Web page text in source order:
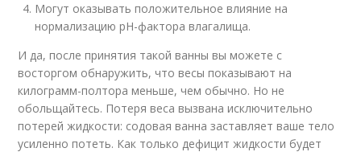
Могут оказывать положительное влияние на
нормализацию pH-фактора влагалища.
И да, после принятия такой ванны вы можете с
восторгом обнаружить, что весы показывают на
килограмм-полтора меньше, чем обычно. Но не
обольщайтесь. Потеря веса вызвана исключительно
потерей жидкости: содовая ванна заставляет ваше тело
усиленно потеть. Как только дефицит жидкости будет